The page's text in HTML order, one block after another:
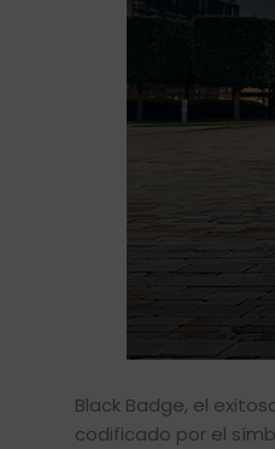
Black Badge, el
codificado por el